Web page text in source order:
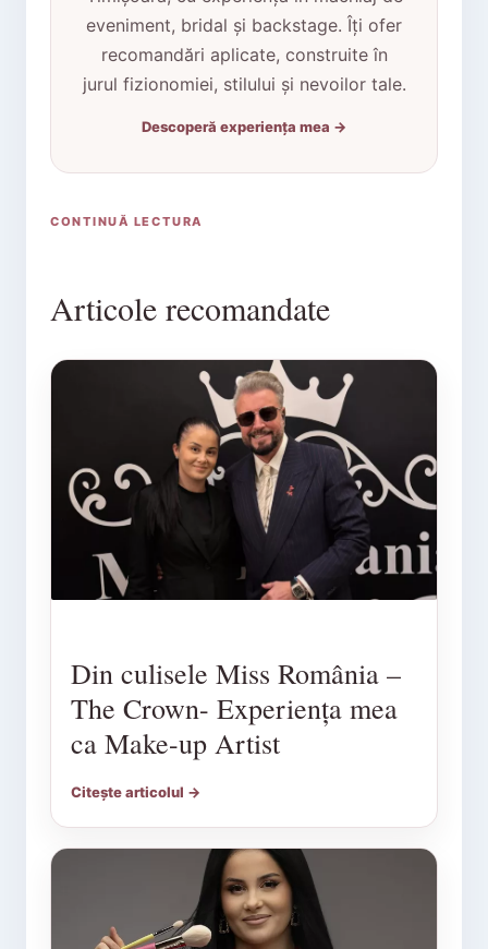
eveniment, bridal și backstage. Îți ofer
recomandări aplicate, construite în
jurul fizionomiei, stilului și nevoilor tale.
Descoperă experiența mea →
CONTINUĂ LECTURA
Articole recomandate
Din culisele Miss România –
The Crown- Experiența mea
ca Make-up Artist
Citește articolul →